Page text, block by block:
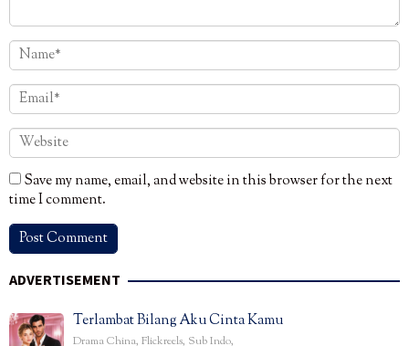
Save my name, email, and website in this browser for the next
time I comment.
ADVERTISEMENT
Terlambat Bilang Aku Cinta Kamu
Drama China, Flickreels, Sub Indo,